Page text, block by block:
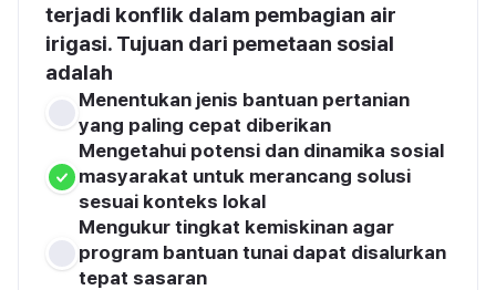
terjadi konflik dalam pembagian air
irigasi. Tujuan dari pemetaan sosial
adalah
Menentukan jenis bantuan pertanian
yang paling cepat diberikan
Mengetahui potensi dan dinamika sosial
masyarakat untuk merancang solusi
sesuai konteks lokal
Mengukur tingkat kemiskinan agar
program bantuan tunai dapat disalurkan
tepat sasaran